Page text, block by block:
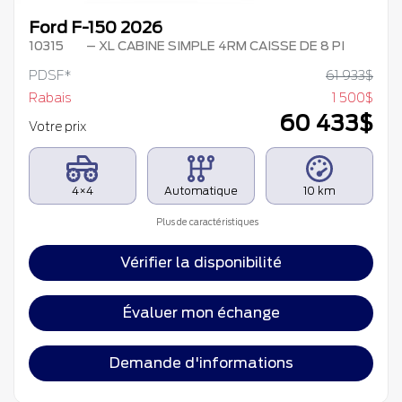
Ford F-150 2026
10315 – XL CABINE SIMPLE 4RM CAISSE DE 8 PI
PDSF* 61 933$
Rabais
1 500$
Votre prix
60 433$
4×4 Automatique 10 km
Plus de caractéristiques
Vérifier la disponibilité
Évaluer mon échange
Demande d'informations